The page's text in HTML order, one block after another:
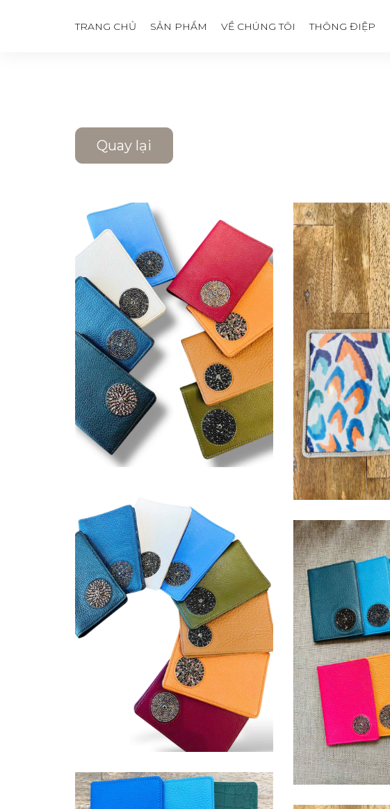
TRANG CHỦ SẢN PHẨM VỀ CHÚNG TÔI THÔNG ĐIỆP
Quay lại